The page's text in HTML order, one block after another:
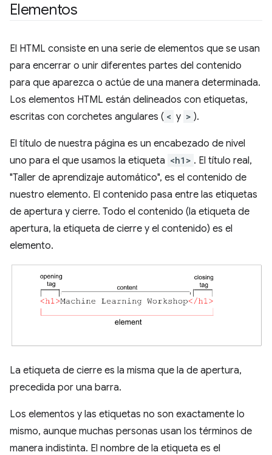
Elementos
El HTML consiste en una serie de elementos que se usan
para encerrar o unir diferentes partes del contenido
para que aparezca o actúe de una manera determinada.
Los elementos HTML están delineados con etiquetas,
escritas con corchetes angulares ( < y > ).
El título de nuestra página es un encabezado de nivel
uno para el que usamos la etiqueta <h1> . El título real,
"Taller de aprendizaje automático", es el contenido de
nuestro elemento. El contenido pasa entre las etiquetas
de apertura y cierre. Todo el contenido (la etiqueta de
apertura, la etiqueta de cierre y el contenido) es el
elemento.
La etiqueta de cierre es la misma que la de apertura,
precedida por una barra.
Los elementos y las etiquetas no son exactamente lo
mismo, aunque muchas personas usan los términos de
manera indistinta. El nombre de la etiqueta es el